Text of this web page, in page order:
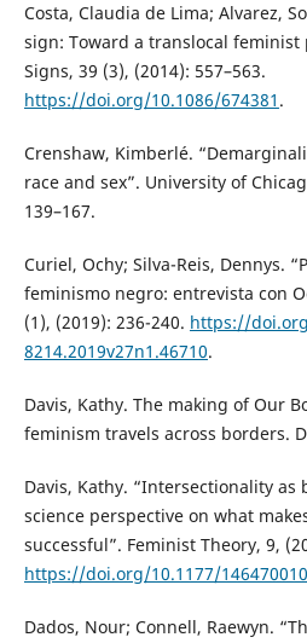
Costa, Claudia de Lima; Alvarez,
sign: Toward a translocal
Signs, 39 (3), (2014): 557–563.
https://doi.org/10.1086/674381 .
Crenshaw, Kimberlé.
race and sex”. University of
139–167.
Curiel, Ochy; Silva-Reis, Dennys.
feminismo negro: entrevista con
(1), (2019): 236-240. https://
8214.2019v27n1.46710.
Davis, Kathy. The making of Our
feminism travels across borders.
Davis, Kathy. “Intersectionality as
science perspective on what
successful”. Feminist Theory, 9,
https://doi.org/10.1177/
Dados, Nour; Connell, Raewyn.